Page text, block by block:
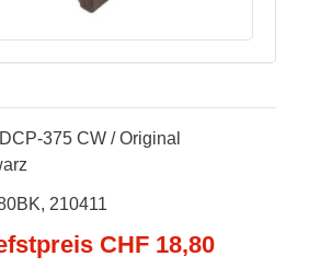
375 CW / Original
210411
CHF 18,80